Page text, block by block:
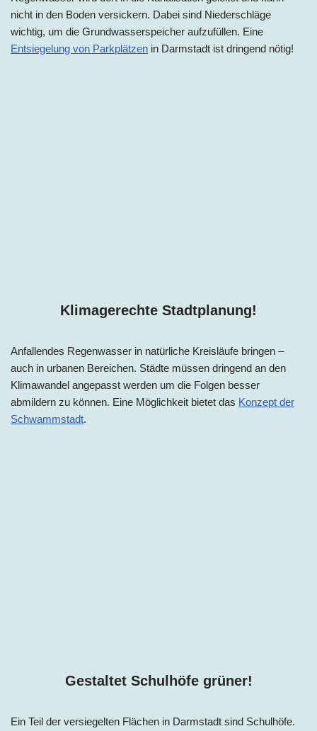
nicht in den Boden versickern. Dabei sind Niederschläge
wichtig, um die Grundwasserspeicher aufzufüllen. Eine
Entsiegelung von Parkplätzen in Darmstadt ist dringend nötig!
Klimagerechte Stadtplanung!
Anfallendes Regenwasser in natürliche Kreisläufe bringen –
auch in urbanen Bereichen. Städte müssen dringend an den
Klimawandel angepasst werden um die Folgen besser
abmildern zu können. Eine Möglichkeit bietet das Konzept der
Schwammstadt.
Gestaltet Schulhöfe grüner!
Ein Teil der versiegelten Flächen in Darmstadt sind Schulhöfe.